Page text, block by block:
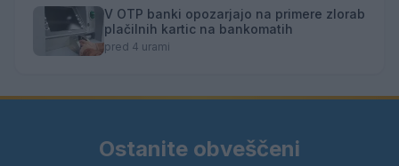
V OTP banki opozarjajo na primere zlorab
plačilnih kartic na bankomatih
pred 4 urami
Ostanite obveščeni